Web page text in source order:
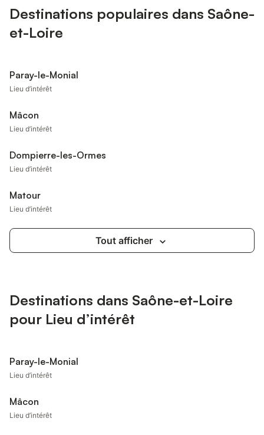
Destinations populaires dans Saône-
et-Loire
Paray-le-Monial
Lieu d’intérêt
Mâcon
Lieu d’intérêt
Dompierre-les-Ormes
Lieu d’intérêt
Matour
Lieu d’intérêt
Tout afficher
Destinations dans Saône-et-Loire
pour Lieu d’intérêt
Paray-le-Monial
Lieu d’intérêt
Mâcon
Lieu d’intérêt